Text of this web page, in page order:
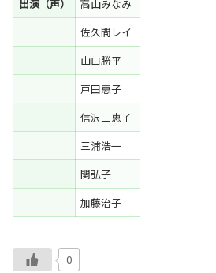
出演（声）
高山みなみ
佐久間レイ
山口勝平
戸田恵子
信沢三恵子
三浦浩一
関弘子
加藤治子
0